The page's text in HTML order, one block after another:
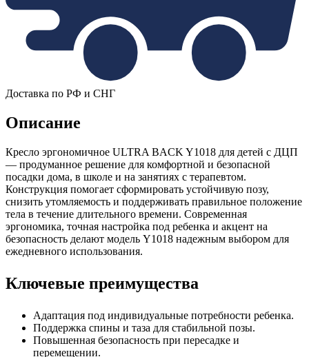
Доставка по РФ и СНГ
Описание
Кресло эргономичное ULTRA BACK Y1018 для детей с ДЦП
— продуманное решение для комфортной и безопасной
посадки дома, в школе и на занятиях с терапевтом.
Конструкция помогает сформировать устойчивую позу,
снизить утомляемость и поддерживать правильное положение
тела в течение длительного времени. Современная
эргономика, точная настройка под ребенка и акцент на
безопасность делают модель Y1018 надежным выбором для
ежедневного использования.
Ключевые преимущества
Адаптация под индивидуальные потребности ребенка.
Поддержка спины и таза для стабильной позы.
Повышенная безопасность при пересадке и
перемещении.